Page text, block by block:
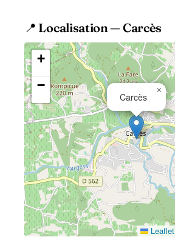
📍 Localisation — Carcès
Carcès
×
+
−
Leaflet